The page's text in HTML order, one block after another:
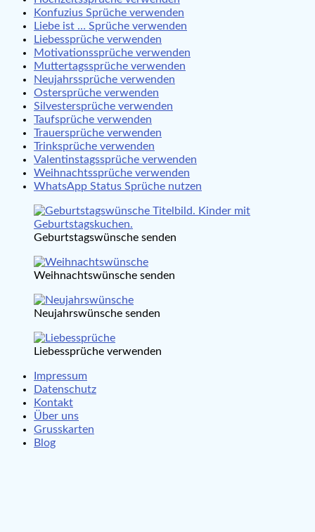
Konfuzius Sprüche verwenden
Liebe ist … Sprüche verwenden
Liebessprüche verwenden
Motivationssprüche verwenden
Muttertagssprüche verwenden
Neujahrssprüche verwenden
Ostersprüche verwenden
Silvestersprüche verwenden
Taufsprüche verwenden
Trauersprüche verwenden
Trinksprüche verwenden
Valentinstagssprüche verwenden
Weihnachtssprüche verwenden
WhatsApp Status Sprüche nutzen
Geburtstagswünsche senden
Weihnachtswünsche senden
Neujahrswünsche senden
Liebessprüche verwenden
Impressum
Datenschutz
Kontakt
Über uns
Grusskarten
Blog